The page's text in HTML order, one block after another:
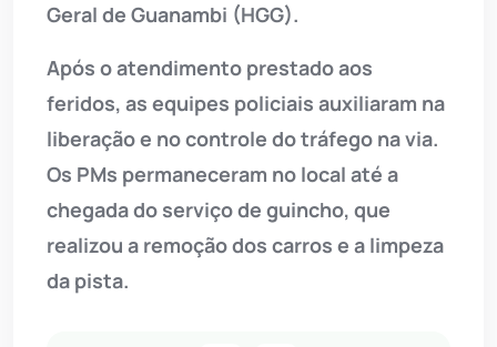
Geral de Guanambi (HGG).
Após o atendimento prestado aos
feridos, as equipes policiais auxiliaram na
liberação e no controle do tráfego na via.
Os PMs permaneceram no local até a
chegada do serviço de guincho, que
realizou a remoção dos carros e a limpeza
da pista.